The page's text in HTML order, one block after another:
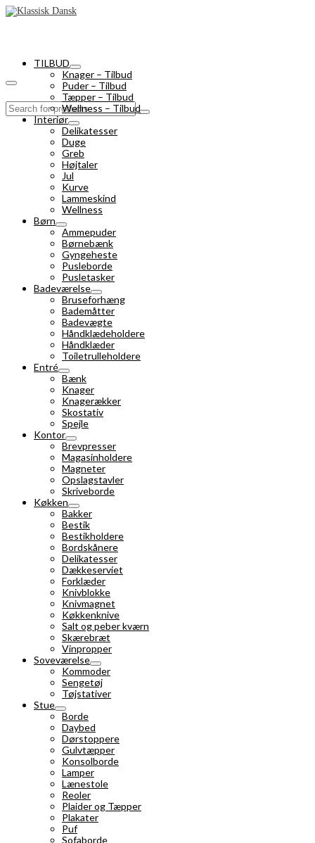
Search
for:
TILBUD
Knager – Tilbud
Puder – Tilbud
Tæpper – Tilbud
Wellness – Tilbud
Interiør
Delikatesser
Duge
Greb
Højtaler
Jul
Kurve
Lammeskind
Wellness
Børn
Ammepuder
Børnebænk
Gyngeheste
Pusleborde
Pusletasker
Badeværelse
Bruseforhæng
Bademåtter
Badevægte
Håndklædeholdere
Håndklæder
Toiletrulleholdere
Entré
Bænk
Knager
Knagerækker
Skostativ
Spejle
Kontor
Brevpresser
Magasinholdere
Magneter
Opslagstavler
Skriveborde
Køkken
Bakker
Bestik
Bestikholdere
Bordskånere
Delikatesser
Dækkeserviet
Forklæder
Knivblokke
Knivmagnet
Køkkenknive
Salt og peber kværn
Skærebræt
Vinpropper
Soveværelse
Kommoder
Sengetøj
Tøjstativer
Stue
Borde
Daybed
Dørstoppere
Gulvtæpper
Konsolborde
Lamper
Lænestole
Reoler
Plaider og Tæpper
Plakater
Puf
Sofaborde